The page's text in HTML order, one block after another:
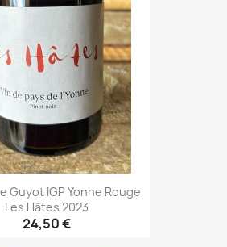
Guyot IGP Yonne Rouge
Les Hâtes 2023
24,50 €